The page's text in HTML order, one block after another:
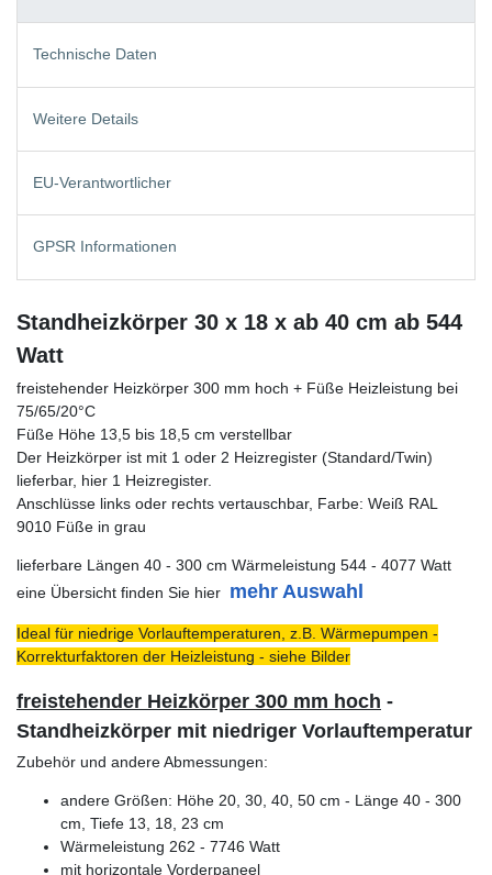
Technische Daten
Weitere Details
EU-Verantwortlicher
GPSR Informationen
Standheizkörper 30 x 18 x ab 40 cm ab 544
Watt
freistehender Heizkörper 300 mm hoch + Füße Heizleistung bei
75/65/20°C
Füße Höhe 13,5 bis 18,5 cm verstellbar
Der Heizkörper ist mit 1 oder 2 Heizregister (Standard/Twin)
lieferbar, hier 1 Heizregister.
Anschlüsse links oder rechts vertauschbar, Farbe: Weiß RAL
9010 Füße in grau
lieferbare Längen 40 - 300 cm Wärmeleistung 544 - 4077 Watt
eine Übersicht finden Sie hier mehr Auswahl
Ideal für niedrige Vorlauftemperaturen, z.B. Wärmepumpen -
Korrekturfaktoren der Heizleistung - siehe Bilder
freistehender Heizkörper 300 mm hoch -
Standheizkörper mit niedriger Vorlauftemperatur
Zubehör und andere Abmessungen:
andere Größen: Höhe 20, 30, 40, 50 cm - Länge 40 - 300
cm, Tiefe 13, 18, 23 cm
Wärmeleistung 262 - 7746 Watt
mit horizontale Vorderpaneel